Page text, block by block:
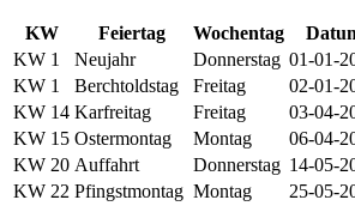
KW Feiertag Wochentag
KW 1
Neujahr Donnerstag 01-01-
KW 1
Berchtoldstag Freitag
02-01-
KW 14 Karfreitag Freitag
03-04-
KW 15 Ostermontag Montag
06-04-
KW 20 Auffahrt Donnerstag 14-05-
KW 22 Pfingstmontag Montag
25-05-